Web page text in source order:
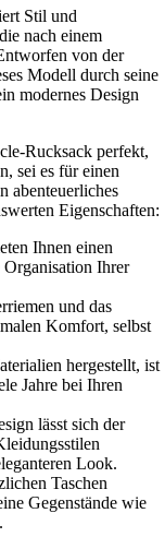
Stil und
nach einem
von der
Modell durch seine
modernes Design
Rucksack perfekt,
sei es für einen
abenteuerliches
Eigenschaften:
Ihnen einen
Ihrer
und das
Komfort, selbst
hergestellt, ist
Jahre bei Ihren
lässt sich der
Look.
Taschen
Gegenstände wie